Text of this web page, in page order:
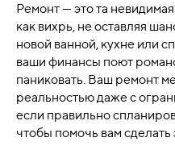
Ремонт — это та невидимая
как вихрь, не оставляя
новой ванной, кухне или
ваши финансы поют
паниковать. Ваш ремонт
реальностью даже с
если правильно
чтобы помочь вам сделать